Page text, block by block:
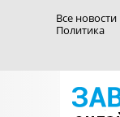
Все новости
Политика